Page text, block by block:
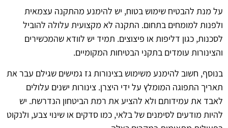
על מנת להבטיח שימוש בטוח, יש להימנע מהתקנה עצמאית
ולפנות למומחים בתחום. התקנה לא מקצועית עלולה להוביל
לסכנות, כגון דליפות או פיצוצים. תמיד יש לוודא שהמכשירים
והצינורות עומדים בתקני הבטיחות המקומיים.
בנוסף, חשוב להימנע משימוש בצינורות גז גמישים שגילם עבר את
תאריך התפוגה המומלץ על ידי היצרן. צינורות ישנים עלולים
לאבד את עמידותם ולא להציע את רמת הביטחון הנדרשת. יש
להיות מודעים לסימנים של בלאי, כמו סדקים או שינוי צבע, ולנקוט